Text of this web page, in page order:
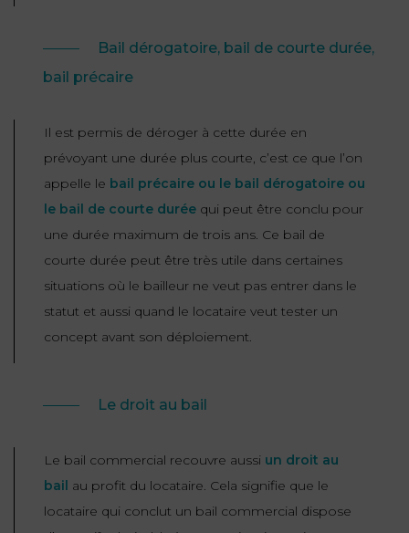
Bail dérogatoire, bail de courte durée,
bail précaire
Il est permis de déroger à cette durée en
prévoyant une durée plus courte, c’est ce que l’on
appelle le bail précaire ou le bail dérogatoire ou
le bail de courte durée qui peut être conclu pour
une durée maximum de trois ans. Ce bail de
courte durée peut être très utile dans certaines
situations où le bailleur ne veut pas entrer dans le
statut et aussi quand le locataire veut tester un
concept avant son déploiement.
Le droit au bail
Le bail commercial recouvre aussi un droit au
bail au profit du locataire. Cela signifie que le
locataire qui conclut un bail commercial dispose